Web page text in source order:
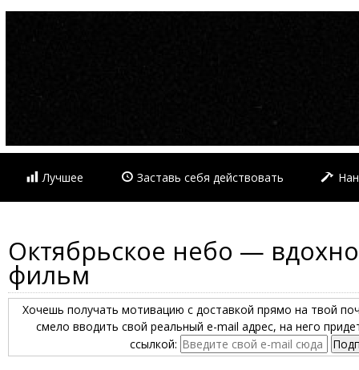
Лучшее Заставь себя действовать
Октябрьское небо —
фильм
Хочешь получать мотивацию с доставкой прямо на твой
смело вводить свой реальный e-mail адрес, на него
ссылкой: